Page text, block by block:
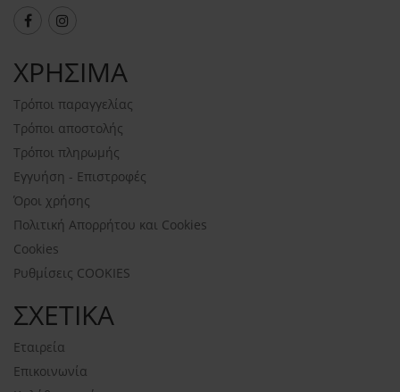
ΧΡΗΣΙΜΑ
Τρόποι παραγγελίας
Τρόποι αποστολής
Τρόποι πληρωμής
Εγγυήση - Επιστροφές
Όροι χρήσης
Πολιτική Απορρήτου και Cookies
Cookies
Ρυθμίσεις COOKIES
ΣΧΕΤΙΚΑ
Εταιρεία
Επικοινωνία